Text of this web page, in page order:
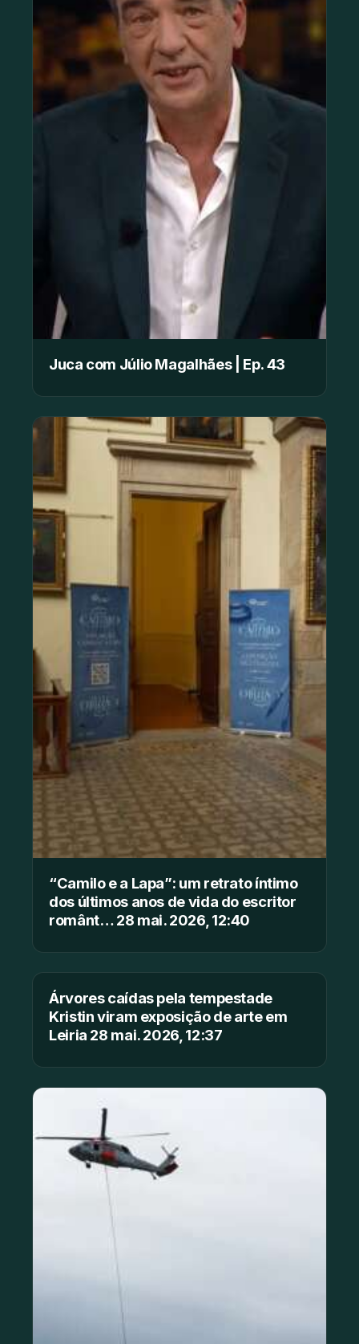
Juca com Júlio Magalhães | Ep. 43
“Camilo e a Lapa”: um retrato íntimo
dos últimos anos de vida do escritor
românt… 28 mai. 2026, 12:40
Árvores caídas pela tempestade
Kristin viram exposição de arte em
Leiria 28 mai. 2026, 12:37